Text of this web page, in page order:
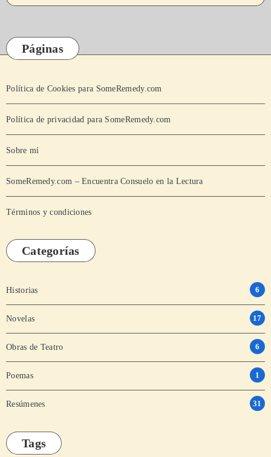
Páginas
Política de Cookies para SomeRemedy.com
Política de privacidad para SomeRemedy.com
Sobre mí
SomeRemedy.com – Encuentra Consuelo en la Lectura
Términos y condiciones
Categorías
Historias 6
Novelas 17
Obras de Teatro 6
Poemas 1
Resúmenes 31
Tags